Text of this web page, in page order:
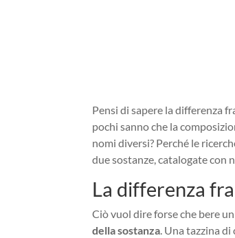
Pensi di sapere la differenza
pochi sanno che la
nomi diversi? Perché le
due sostanze, catalogate con
La differenza
Ciò vuol dire forse che bere
della sostanza. Una tazzina